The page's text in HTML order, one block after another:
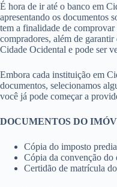
É hora de ir até o banco em
apresentando os documentos
tem a finalidade de
compradores, além de
Cidade Ocidental e pode ser
Embora cada instituição em
documentos, selecionamos
você já pode começar a
DOCUMENTOS DO
Cópia do imposto
Cópia da convenção
Certidão de matrícula